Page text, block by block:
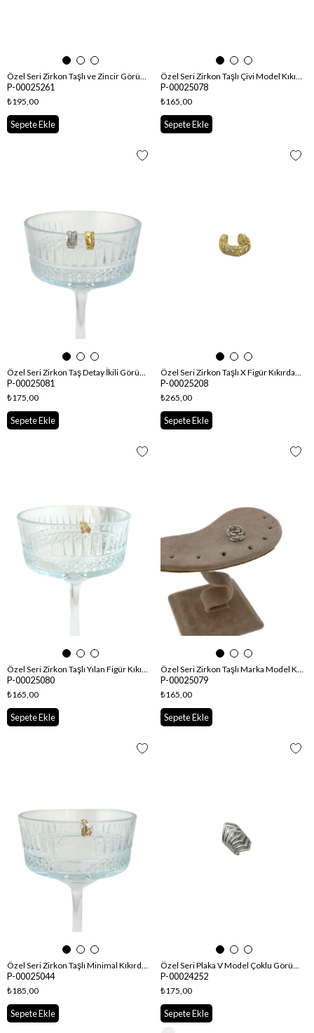
Özel Seri Zirkon Taşlı ve Zincir Görünüm Kıkırdak Küpe
P-00025261
₺195,00
Sepete Ekle
Özel Seri Zirkon Taşlı Çivi Model Kıkırdak Küpe
P-00025078
₺165,00
Sepete Ekle
Özel Seri Zirkon Taş Detay İkili Görünüm Kıkırdak Küpe
P-00025081
₺175,00
Sepete Ekle
Özel Seri Zirkon Taşlı X Figür Kıkırdak Küpe
P-00025208
₺265,00
Sepete Ekle
Özel Seri Zirkon Taşlı Yılan Figür Kıkırdak Küpe
P-00025080
₺165,00
Sepete Ekle
Özel Seri Zirkon Taşlı Marka Model Kıkırdak Küpe
P-00025079
₺165,00
Sepete Ekle
Özel Seri Zirkon Taşlı Minimal Kıkırdak Küpe
P-00025044
₺185,00
Sepete Ekle
Özel Seri Plaka V Model Çoklu Görünüm Kıkırdak Küpe
P-00024252
₺175,00
Sepete Ekle